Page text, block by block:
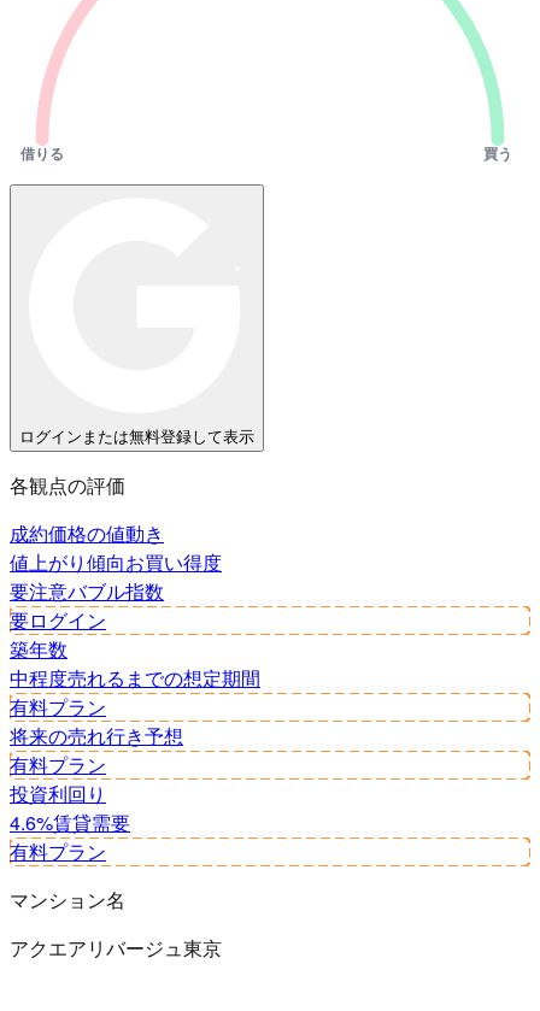
借りる 買う
ログインまたは無料登録して表示
各観点の評価
成約価格の値動き
値上がり傾向お買い得度
要注意バブル指数
要ログイン
築年数
中程度売れるまでの想定期間
有料プラン
将来の売れ行き予想
有料プラン
投資利回り
4.6%賃貸需要
有料プラン
マンション名
アクエアリバージュ東京